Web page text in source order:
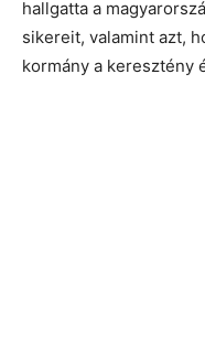
hallgatta a
sikereit, valamint azt,
kormány a keresztény